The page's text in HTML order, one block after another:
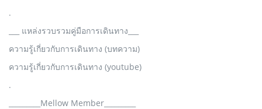
.
___ แหล่งรวบรวมคู่มือการเดินทาง___
ความรู้เกี่ยวกับการเดินทาง (บทความ)
ความรู้เกี่ยวกับการเดินทาง (youtube)
.
_________Mellow Member_________